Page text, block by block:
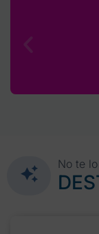
No te